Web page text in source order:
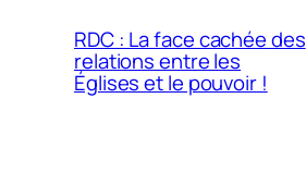
RDC : La face cachée des
relations entre les
Églises et le pouvoir !